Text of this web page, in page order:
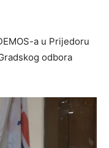
a u Prijedoru
odbora